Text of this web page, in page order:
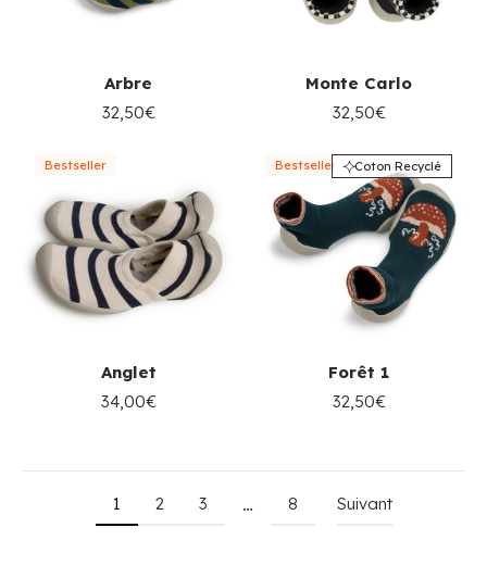
Arbre
32,50€
Monte Carlo
32,50€
Bestseller
Anglet
34,00€
Bestseller Coton Recyclé
Forêt 1
32,50€
1 2 3 … 8 Suivant